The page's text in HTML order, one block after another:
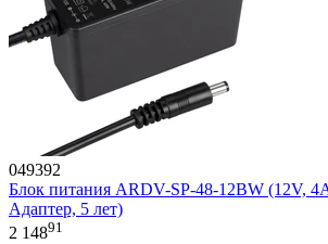
049392
Блок питания ARDV-SP-48-12BW (12V,
Адаптер, 5 лет)
2 14891